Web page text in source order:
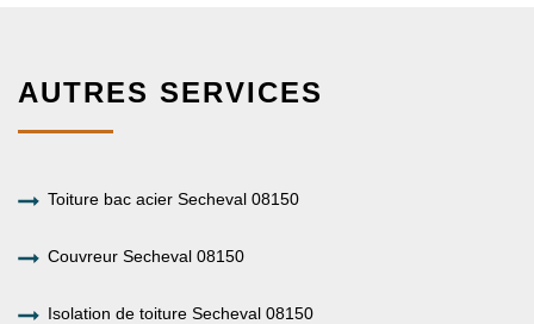
AUTRES SERVICES
Toiture bac acier Secheval 08150
Couvreur Secheval 08150
Isolation de toiture Secheval 08150